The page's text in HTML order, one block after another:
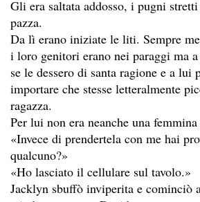
Gli era saltata addosso, i pugni
pazza.
Da lì erano iniziate le liti. Sempre
i loro genitori erano nei paraggi ma
se le dessero di santa ragione e a lui
importare che stesse letteralmente
ragazza.
Per lui non era neanche una
«Invece di prendertela con me hai
qualcuno?»
«Ho lasciato il cellulare sul tavolo.»
Jacklyn sbuffò inviperita e cominciò